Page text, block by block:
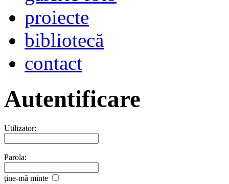
proiecte
bibliotecă
contact
Autentificare
Utilizator:
Parola:
ţine-mã minte